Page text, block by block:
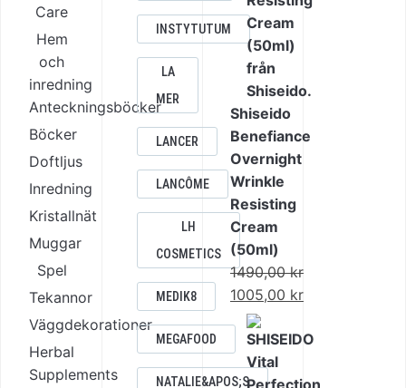
Care
Hem
och
inredning
Anteckningsböcker
Böcker
Doftljus
Inredning
Kristallnät
Muggar
Spel
Tekannor
Väggdekorationer
Herbal
Supplements
INSTYTUTUM
LA
MER
LANCER
LANCÔME
LH
COSMETICS
MEDIK8
MEGAFOOD
NATALIE&APOS;S
Shiseido
Benefiance
Overnight
Wrinkle
Resisting
Cream
(50ml)
1490,00kr
Det
ursprungliga
priset
var:
1005,00 kr
Det
nuvarande
priset